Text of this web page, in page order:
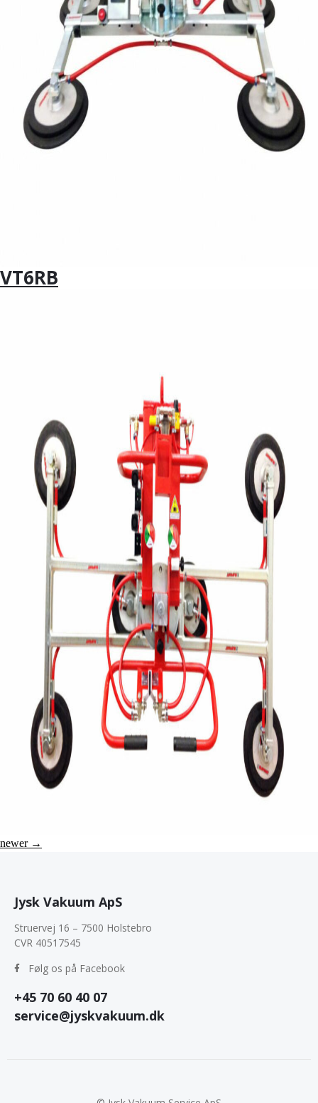
VT6RB
newer →
Jysk Vakuum ApS
Struervej 16 – 7500 Holstebro
CVR 40517545
Følg os på Facebook
+45 70 60 40 07
service@jyskvakuum.dk